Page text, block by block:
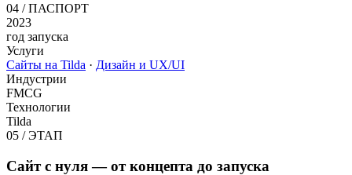
04 / ПАСПОРТ
2023
год запуска
Услуги
Сайты на Tilda · Дизайн и UX/UI
Индустрии
FMCG
Технологии
Tilda
05 /ЭТАП
Сайт с нуля — от концепта до запуска